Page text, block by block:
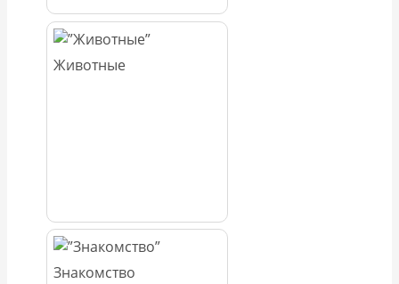
Животные
Знакомство